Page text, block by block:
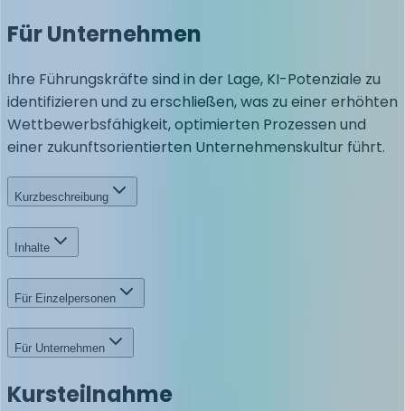
Für Unternehmen
Ihre Führungskräfte sind in der Lage, KI-Potenziale zu
identifizieren und zu erschließen, was zu einer erhöhten
Wettbewerbsfähigkeit, optimierten Prozessen und
einer zukunftsorientierten Unternehmenskultur führt.
Kurzbeschreibung
Inhalte
Für Einzelpersonen
Für Unternehmen
Kursteilnahme